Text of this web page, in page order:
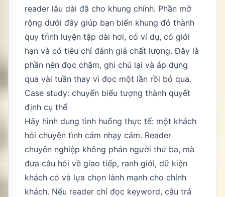
reader lâu dài đã cho khung chính. Phần mở
rộng dưới đây giúp bạn biến khung đó thành
quy trình luyện tập dài hơi, có ví dụ, có giới
hạn và có tiêu chí đánh giá chất lượng. Đây là
phần nên đọc chậm, ghi chú lại và áp dụng
qua vài tuần thay vì đọc một lần rồi bỏ qua.
Case study: chuyển biểu tượng thành quyết
định cụ thể
Hãy hình dung tình huống thực tế: một khách
hỏi chuyện tình cảm nhạy cảm. Reader
chuyên nghiệp không phán người thứ ba, mà
đưa câu hỏi về giao tiếp, ranh giới, dữ kiện
khách có và lựa chọn lành mạnh cho chính
khách. Nếu reader chỉ đọc keyword, câu trả